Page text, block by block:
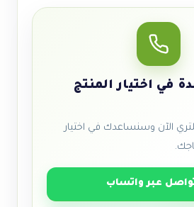
في اختيار المنتج
الآن وسنساعدك في اختيار
عبر واتساب